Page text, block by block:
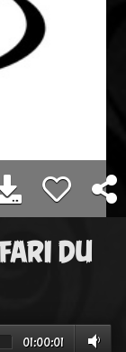
du
01:00:01